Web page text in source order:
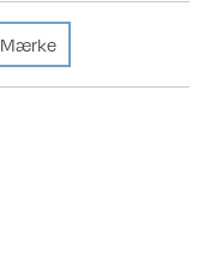
Mærke